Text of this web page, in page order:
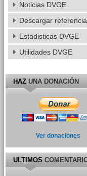
Noticias DVGE
Descargar
Estadisticas DVGE
Utilidades DVGE
HAZUNA DONACIÓN
Ver donaciones
ULTIMOS